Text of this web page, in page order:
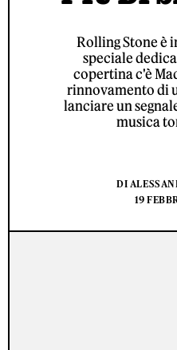
Rolling Stone è
speciale
copertina c'è
rinnovamento di
lanciare un
musica
DI
19